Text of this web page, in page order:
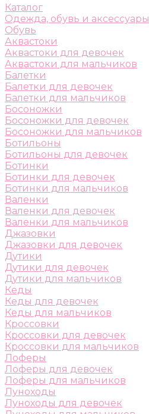
Каталог
Одежда, обувь и аксессуары
Обувь
Аквастоки
Аквастоки для девочек
Аквастоки для мальчиков
Балетки
Балетки для девочек
Балетки для мальчиков
Босоножки
Босоножки для девочек
Босоножки для мальчиков
Ботильоны
Ботильоны для девочек
Ботинки
Ботинки для девочек
Ботинки для мальчиков
Валенки
Валенки для девочек
Валенки для мальчиков
Джазовки
Джазовки для девочек
Дутики
Дутики для девочек
Дутики для мальчиков
Кеды
Кеды для девочек
Кеды для мальчиков
Кроссовки
Кроссовки для девочек
Кроссовки для мальчиков
Лоферы
Лоферы для девочек
Лоферы для мальчиков
Луноходы
Луноходы для девочек